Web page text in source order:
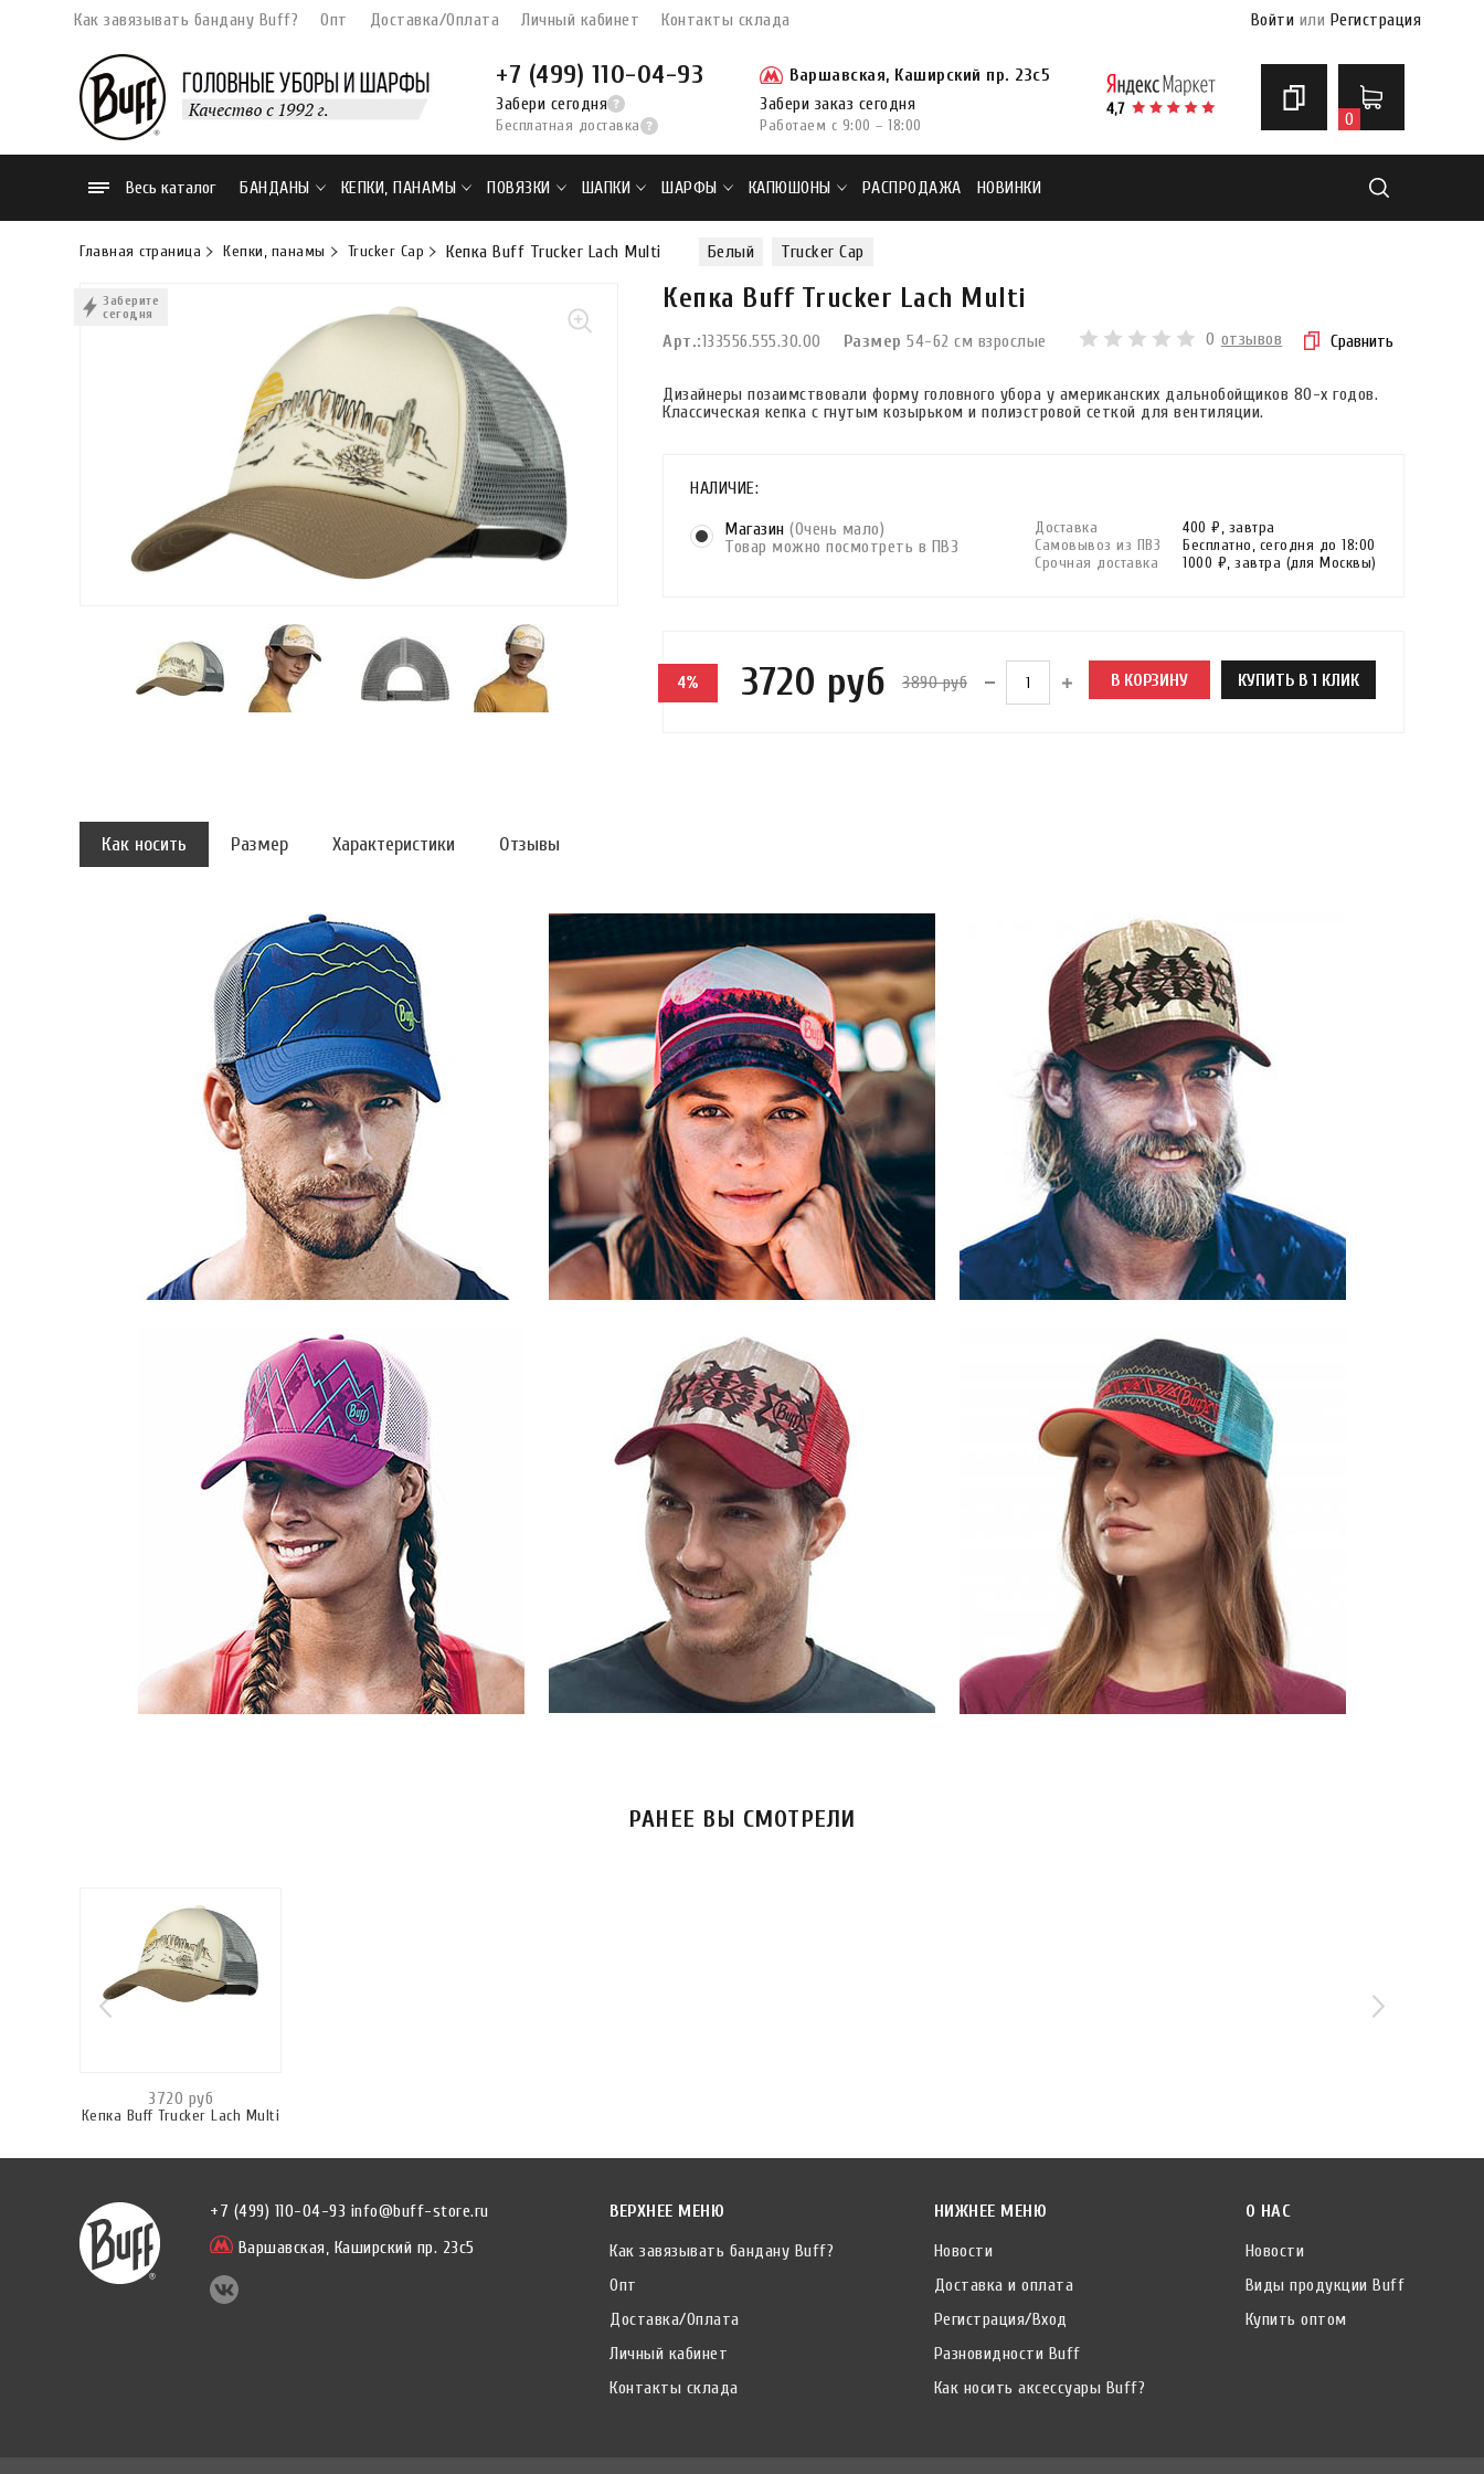
Как завязывать бандану Buff? Опт Доставка/Оплата Личный кабинет Контакты склада Войти или Регистрация
+7 (499) 110-04-93
Забери сегодня
Бесплатная доставка
Варшавская, Каширский пр. 23с5
Забери заказ сегодня
Работаем с 9:00 – 18:00 0
Весь каталог БАНДАНЫ КЕПКИ, ПАНАМЫ ПОВЯЗКИ ШАПКИ ШАРФЫ КАПЮШОНЫ РАСПРОДАЖА НОВИНКИ
Главная страница Кепки, панамы Trucker Cap Кепка Buff Trucker Lach Multi Белый Trucker Cap
Заберите
сегодня
Кепка Buff Trucker Lach Multi
Арт.:133556.555.30.00 Размер 54-62 см взрослые 0 отзывов Сравнить
Дизайнеры позаимствовали форму головного убора у американских дальнобойщиков 80-х годов.
Классическая кепка с гнутым козырьком и полиэстровой сеткой для вентиляции.
НАЛИЧИЕ:
Магазин (Очень мало)
Товар можно посмотреть в ПВЗ
Доставка 400 ₽, завтра
Самовывоз из ПВЗ
Бесплатно, сегодня до 18:00
Срочная доставка
1000 ₽, завтра (для Москвы)
4% 3720 руб 3890 руб В КОРЗИНУ КУПИТЬ В 1 КЛИК
Как носить Размер Характеристики Отзывы
РАНЕЕ ВЫ СМОТРЕЛИ
3720 руб
Кепка Buff Trucker Lach Multi
+7 (499) 110-04-93 info@buff-store.ru
Варшавская, Каширский пр. 23с5
ВЕРХНЕЕ МЕНЮ
Как завязывать бандану Buff?
Опт
Доставка/Оплата
Личный кабинет
Контакты склада
НИЖНЕЕ МЕНЮ
Новости
Доставка и оплата
Регистрация/Вход
Разновидности Buff
Как носить аксессуары Buff?
О НАС
Новости
Виды продукции Buff
Купить оптом